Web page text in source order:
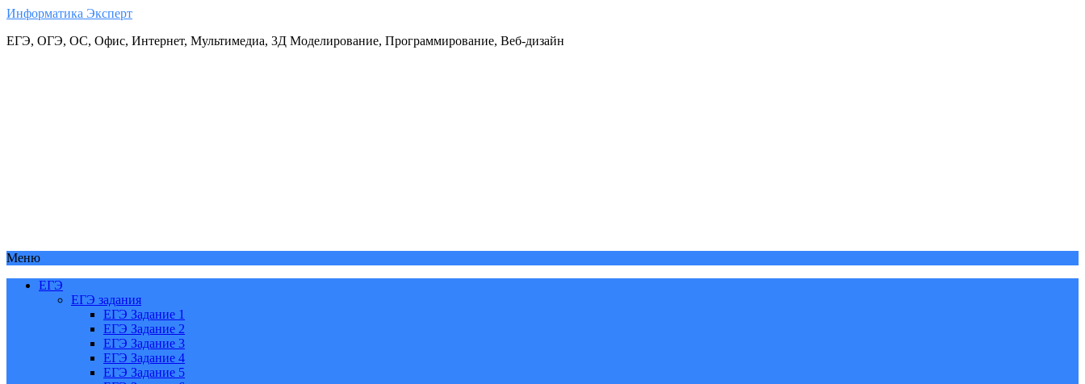
Информатика Эксперт
ЕГЭ, ОГЭ, ОС, Офис, Интернет, Мультимедиа, 3Д Моделирование, Программирование, Веб-дизайн
Меню
ЕГЭ
ЕГЭ задания
ЕГЭ Задание 1
ЕГЭ Задание 2
ЕГЭ Задание 3
ЕГЭ Задание 4
ЕГЭ Задание 5